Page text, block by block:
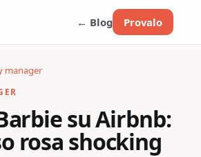
← Blog Provalo
manager
su Airbnb:
rosa shocking